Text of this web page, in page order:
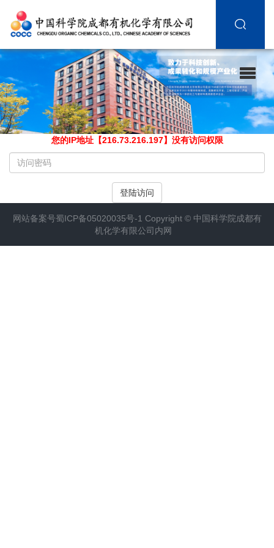
您的IP地址【216.73.216.197】没有访问权限
输
入
访
密
码
登陆访问
网站备案号蜀ICP备05020035号-1 Copyright © 中国科学院成都有
机化学有限公司内网